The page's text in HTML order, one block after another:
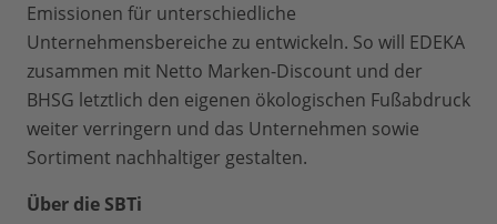
Emissionen für unterschiedliche
Unternehmensbereiche zu entwickeln. So will EDEKA
zusammen mit Netto Marken-Discount und der
BHSG letztlich den eigenen ökologischen Fußabdruck
weiter verringern und das Unternehmen sowie
Sortiment nachhaltiger gestalten.
Über die SBTi